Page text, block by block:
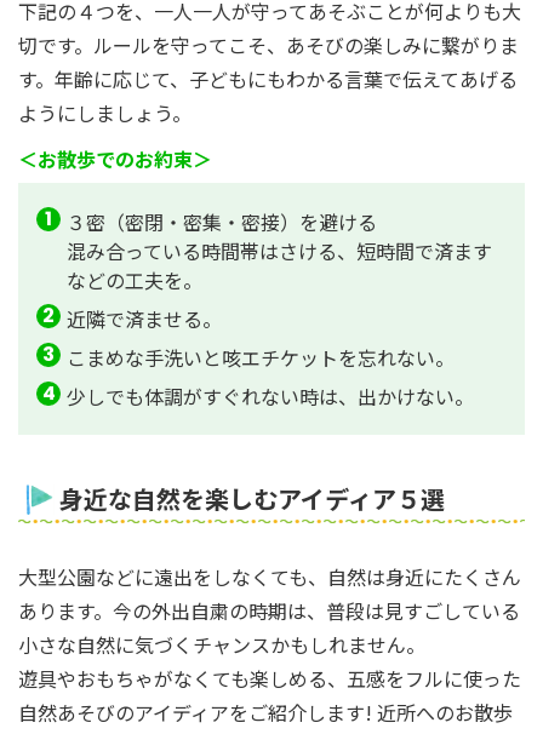
下記の４つを、一人一人が守ってあそぶことが何よりも大
切です。ルールを守ってこそ、あそびの楽しみに繋がりま
す。年齢に応じて、子どもにもわかる言葉で伝えてあげる
ようにしましょう。
＜お散歩でのお約束＞
３密（密閉・密集・密接）を避ける
混み合っている時間帯はさける、短時間で済ます
などの工夫を。
近隣で済ませる。
こまめな手洗いと咳エチケットを忘れない。
少しでも体調がすぐれない時は、出かけない。
身近な自然を楽しむアイディア５選
大型公園などに遠出をしなくても、自然は身近にたくさん
あります。今の外出自粛の時期は、普段は見すごしている
小さな自然に気づくチャンスかもしれません。
遊具やおもちゃがなくても楽しめる、五感をフルに使った
自然あそびのアイディアをご紹介します! 近所へのお散歩